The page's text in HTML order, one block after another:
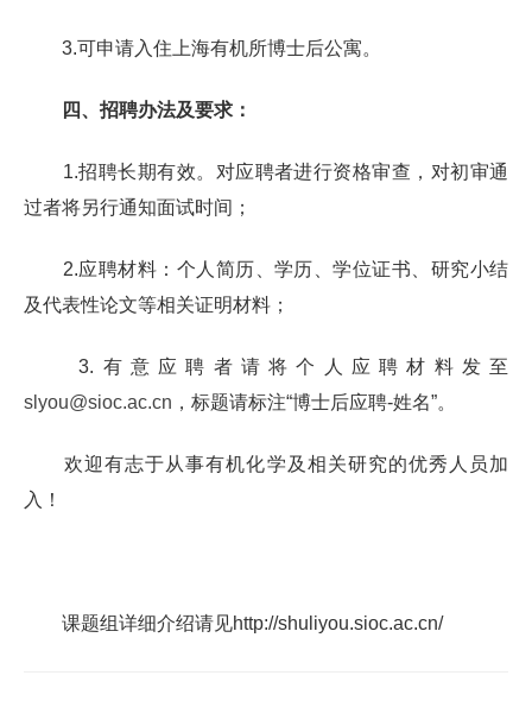
3.可申请入住上海有机所博士后公寓。
四、招聘办法及要求：
1.招聘长期有效。对应聘者进行资格审查，对初审通
过者将另行通知面试时间；
2.应聘材料：个人简历、学历、学位证书、研究小结
及代表性论文等相关证明材料；
3. 有意应聘者请将个人应聘材料发至
slyou@sioc.ac.cn ，标题请标注“博士后应聘-姓名”。
欢迎有志于从事有机化学及相关研究的优秀人员加
入！
课题组详细介绍请见http://shuliyou.sioc.ac.cn/